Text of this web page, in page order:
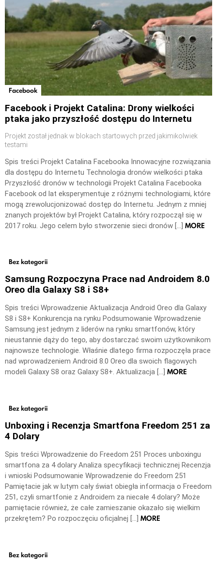
Facebook
Facebook i Projekt Catalina: Drony wielkości
ptaka jako przyszłość dostępu do Internetu
Projekt został jednak w blokach startowych przed jakimikolwiek
testami
Spis treści Projekt Catalina Facebooka Innowacyjne rozwiązania
dla dostępu do Internetu Technologia dronów wielkości ptaka
Przyszłość dronów w technologii Projekt Catalina Facebooka
Facebook od lat eksperymentuje z różnymi technologiami, które
mogą zrewolucjonizować dostęp do Internetu. Jednym z mniej
znanych projektów był Projekt Catalina, który rozpoczął się w
2017 roku. Jego celem było stworzenie sieci dronów […] MORE
Bez kategorii
Samsung Rozpoczyna Prace nad Androidem 8.0
Oreo dla Galaxy S8 i S8+
Spis treści Wprowadzenie Aktualizacja Android Oreo dla Galaxy
S8 i S8+ Konkurencja na rynku Podsumowanie Wprowadzenie
Samsung jest jednym z liderów na rynku smartfonów, który
nieustannie dąży do tego, aby dostarczać swoim użytkownikom
najnowsze technologie. Właśnie dlatego firma rozpoczęła prace
nad wprowadzeniem Android 8.0 Oreo dla swoich flagowych
modeli Galaxy S8 oraz Galaxy S8+. Aktualizacja […] MORE
Bez kategorii
Unboxing i Recenzja Smartfona Freedom 251 za
4 Dolary
Spis treści Wprowadzenie do Freedom 251 Proces unboxingu
smartfona za 4 dolary Analiza specyfikacji technicznej Recenzja
i wnioski Podsumowanie Wprowadzenie do Freedom 251
Pamiętacie jak w lutym cały świat obiegła informacja o Freedom
251, czyli smartfonie z Androidem za niecałe 4 dolary? Może
pamiętacie również, że całe zamieszanie okazało się wielkim
przekrętem? Po rozpoczęciu oficjalnej […] MORE
Bez kategorii